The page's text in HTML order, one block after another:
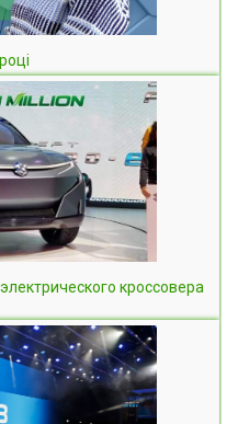
кроссовера